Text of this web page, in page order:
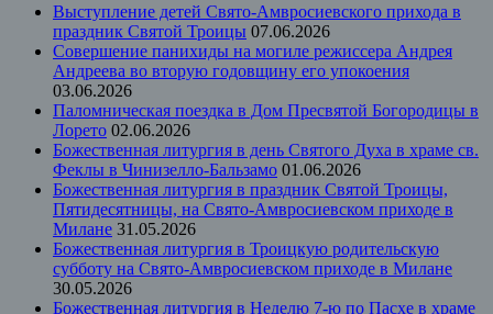
Выступление детей Свято-Амвросиевского прихода в
праздник Святой Троицы 07.06.2026
Совершение панихиды на могиле режиссера Андрея
Андреева во вторую годовщину его упокоения
03.06.2026
Паломническая поездка в Дом Пресвятой Богородицы в
Лорето 02.06.2026
Божественная литургия в день Святого Духа в храме св.
Феклы в Чинизелло-Бальзамо 01.06.2026
Божественная литургия в праздник Святой Троицы,
Пятидесятницы, на Свято-Амвросиевском приходе в
Милане 31.05.2026
Божественная литургия в Троицкую родительскую
субботу на Свято-Амвросиевском приходе в Милане
30.05.2026
Божественная литургия в Неделю 7-ю по Пасхе в храме